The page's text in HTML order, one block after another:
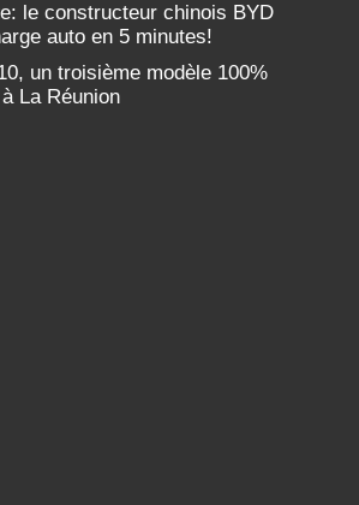
le constructeur chinois BYD
auto en 5 minutes!
un troisième modèle 100%
La Réunion